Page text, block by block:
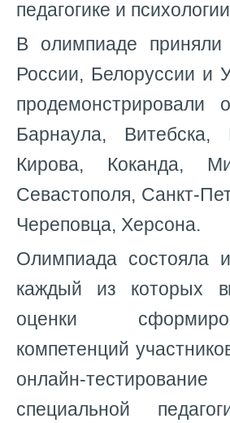
педагогике и
В олимпиаде
России, Белоруссии и
продемонстрировали
Барнаула, Витебска,
Кирова, Коканда,
Севастополя, Санкт-
Череповца, Херсона.
Олимпиада состояла
каждый из которых
оценки
компетенций
онлайн-
специальной